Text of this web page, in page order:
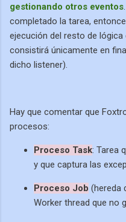
gestionando otros eventos
completado la tarea,
ejecución del resto de
consistirá únicamente en
dicho listener).
Hay que comentar que
procesos:
Proceso Task: Tarea
y que captura las
Proceso Job (hereda
Worker thread que no